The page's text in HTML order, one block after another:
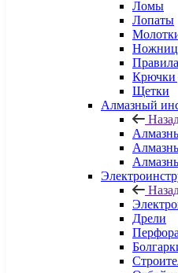
Ломы
Лопаты
Крючки
Щетки
Алмазный
Дрели